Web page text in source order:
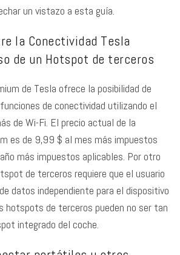
un vistazo a esta guía.
la Conectividad Tesla
de un Hotspot de terceros
de Tesla ofrece la posibilidad de
de conectividad utilizando el
de Wi-Fi. El precio actual de la
es de 9,99 $ al mes más impuestos
más impuestos aplicables. Por otro
de terceros requiere que el usuario
datos independiente para el dispositivo
hotspots de terceros pueden no ser tan
integrado del coche.